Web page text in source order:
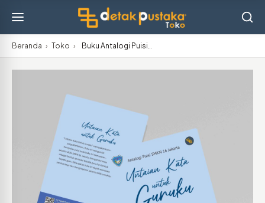
Beranda › Toko › Buku Antalogi Puisi…